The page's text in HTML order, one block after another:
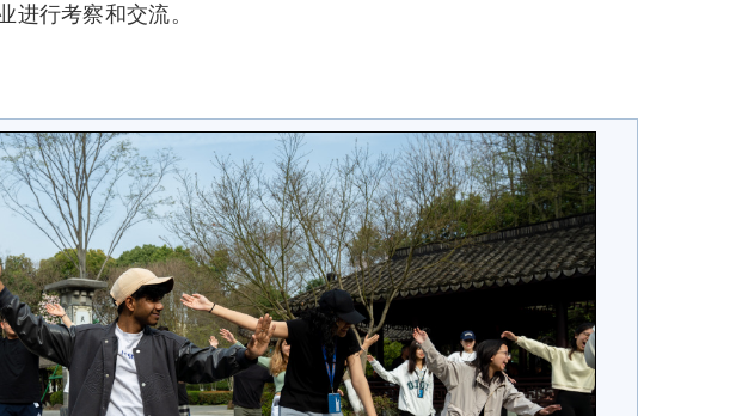
进行考察和交流。